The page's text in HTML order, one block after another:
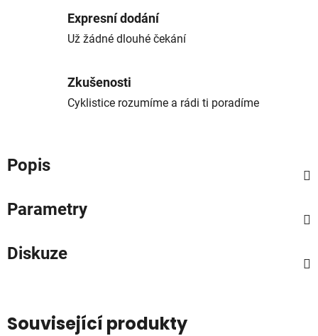
Expresní dodání
Už žádné dlouhé čekání
Zkušenosti
Cyklistice rozumíme a rádi ti poradíme
Popis
Parametry
Diskuze
Související produkty